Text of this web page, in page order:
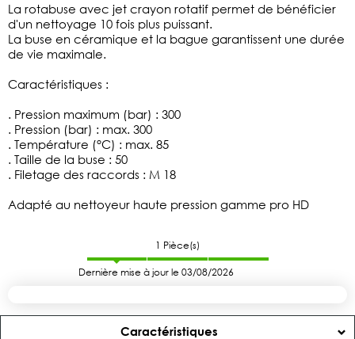
La rotabuse avec jet crayon rotatif permet de bénéficier
d'un nettoyage 10 fois plus puissant.
La buse en céramique et la bague garantissent une durée
de vie maximale.
Caractéristiques :
. Pression maximum (bar) : 300
. Pression (bar) : max. 300
. Température (°C) : max. 85
. Taille de la buse : 50
. Filetage des raccords : M 18
Adapté au nettoyeur haute pression gamme pro HD
1 Pièce(s)
Dernière mise à jour le 03/08/2026
Caractéristiques